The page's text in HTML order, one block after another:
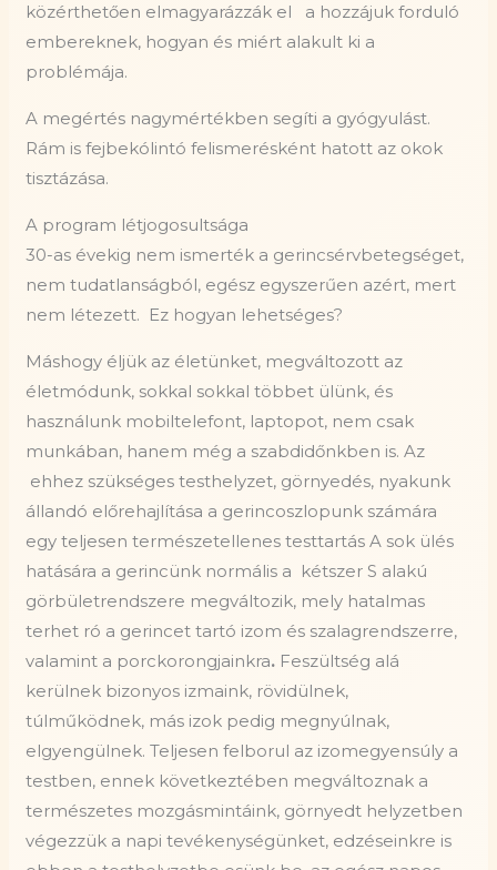
közérthetően elmagyarázzák el a hozzájuk forduló
embereknek, hogyan és miért alakult ki a
problémája.
A megértés nagymértékben segíti a gyógyulást.
Rám is fejbekólintó felismerésként hatott az okok
tisztázása.
A program létjogosultsága
30-as évekig nem ismerték a gerincsérvbetegséget,
nem tudatlanságból, egész egyszerűen azért, mert
nem létezett. Ez hogyan lehetséges?
Máshogy éljük az életünket, megváltozott az
életmódunk, sokkal sokkal többet ülünk, és
használunk mobiltelefont, laptopot, nem csak
munkában, hanem még a szabdidőnkben is. Az
ehhez szükséges testhelyzet, görnyedés, nyakunk
állandó előrehajlítása a gerincoszlopunk számára
egy teljesen természetellenes testtartás A sok ülés
hatására a gerincünk normális a kétszer S alakú
görbületrendszere megváltozik, mely hatalmas
terhet ró a gerincet tartó izom és szalagrendszerre,
valamint a porckorongjainkra. Feszültség alá
kerülnek bizonyos izmaink, rövidülnek,
túlműködnek, más izok pedig megnyúlnak,
elgyengülnek. Teljesen felborul az izomegyensúly a
testben, ennek következtében megváltoznak a
természetes mozgásmintáink, görnyedt helyzetben
végezzük a napi tevékenységünket, edzéseinkre is